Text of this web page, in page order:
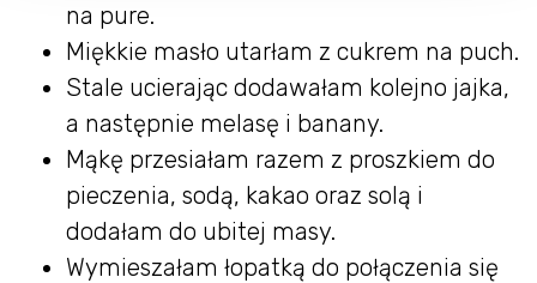
na pure.
Miękkie masło utarłam z cukrem na puch.
Stale ucierając dodawałam kolejno jajka,
a następnie melasę i banany.
Mąkę przesiałam razem z proszkiem do
pieczenia, sodą, kakao oraz solą i
dodałam do ubitej masy.
Wymieszałam łopatką do połączenia się